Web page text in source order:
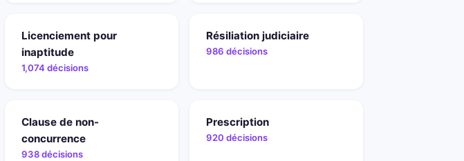
Licenciement pour
inaptitude
1,074 décisions
Résiliation judiciaire
986 décisions
Clause de non-
concurrence
938 décisions
Prescription
920 décisions